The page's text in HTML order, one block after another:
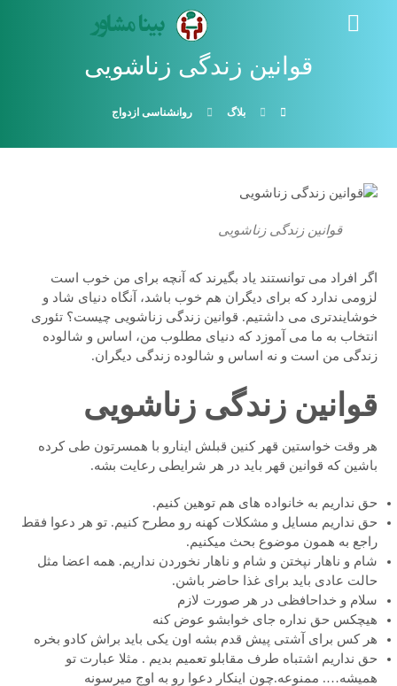
قوانین زندگی زناشویی
بلاگ روانشناسی ازدواج
قوانین زندگی زناشویی
اگر افراد می توانستند ياد بگيرند كه آنچه برای من خوب است
لزومی ندارد كه برای ديگران هم خوب باشد، آنگاه دنيای شاد و
خوشايندتری می داشتيم. قوانین زندگی زناشویی چیست؟ تئوری
انتخاب به ما می آموزد كه دنيای مطلوب من، اساس و شالوده
زندگی من است و نه اساس و شالوده زندگی ديگران.
قوانین زندگی زناشویی
هر وقت خواستین قهر کنین قبلش اینارو با همسرتون طی کرده
باشین که قوانین قهر باید در هر شرایطی رعایت بشه.
حق نداریم به خانواده های هم توهین کنیم.
حق نداریم مسایل و مشکلات کهنه رو مطرح کنیم. تو هر دعوا فقط
راجع به همون موضوع بحث میکنیم.
شام و ناهار نپختن و شام و ناهار نخوردن نداریم. همه اعضا مثل
حالت عادی باید برای غذا حاضر باشن.
سلام و خداحافظی در هر صورت لازم
هيچکس حق نداره جای خوابشو عوض کنه
هر کس برای آشتی پیش قدم بشه اون یکی باید براش کادو بخره
حق نداریم اشتباه طرف مقابلو تعمیم بدیم . مثلا عبارت تو
همیشه…. ممنوعه.چون اینکار دعوا رو به اوج میرسونه